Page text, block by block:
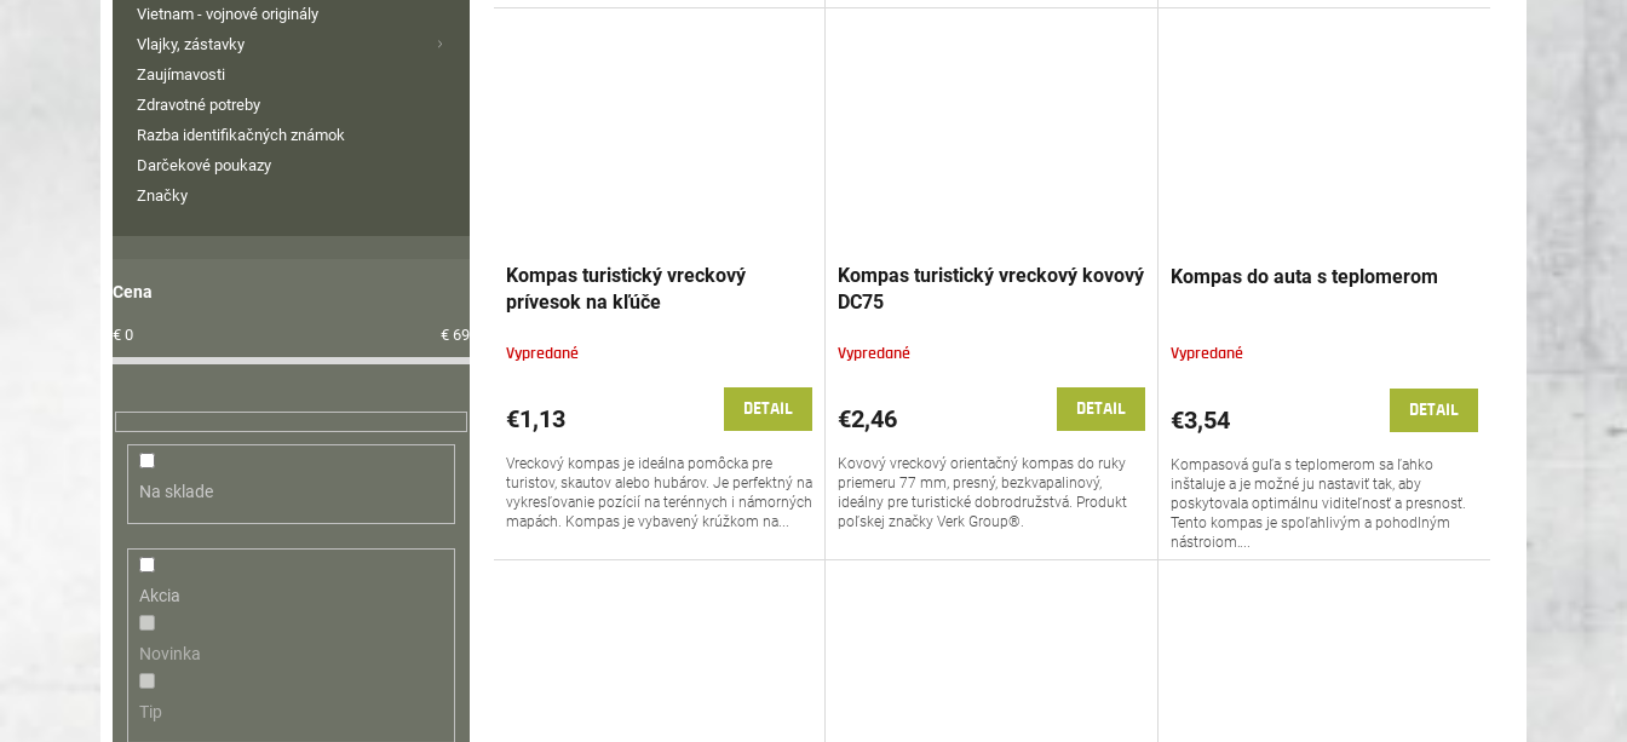
Vietnam - vojnové originály
Vlajky, zástavky
Zaujímavosti
Zdravotné potreby
Razba identifikačných známok
Darčekové poukazy
Značky
Cena
€ 0 € 69
Na sklade
Akcia
Novinka
Tip
Kompas turistický vreckový
prívesok na kľúče
Vypredané
€1,13 DETAIL
Vreckový kompas je ideálna pomôcka pre
turistov, skautov alebo hubárov. Je perfektný na
vykresľovanie pozícií na terénnych i námorných
mapách. Kompas je vybavený krúžkom na...
Kompas turistický vreckový kovový
DC75
Vypredané
€2,46 DETAIL
Kovový vreckový orientačný kompas do ruky
priemeru 77 mm, presný, bezkvapalinový,
ideálny pre turistické dobrodružstvá. Produkt
poľskej značky Verk Group®.
Kompas do auta s teplomerom
Vypredané
€3,54 DETAIL
Kompasová guľa s teplomerom sa ľahko
inštaluje a je možné ju nastaviť tak, aby
poskytovala optimálnu viditeľnosť a presnosť.
Tento kompas je spoľahlivým a pohodlným
nástrojom,...